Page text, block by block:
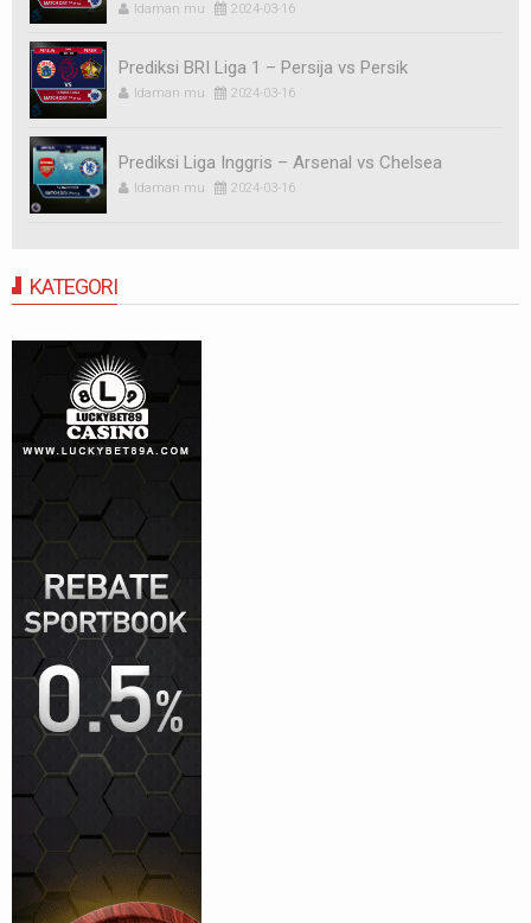
Idaman mu 2024-03-16
Prediksi BRI Liga 1 – Persija vs Persik
Idaman mu 2024-03-16
Prediksi Liga Inggris – Arsenal vs Chelsea
Idaman mu 2024-03-16
KATEGORI